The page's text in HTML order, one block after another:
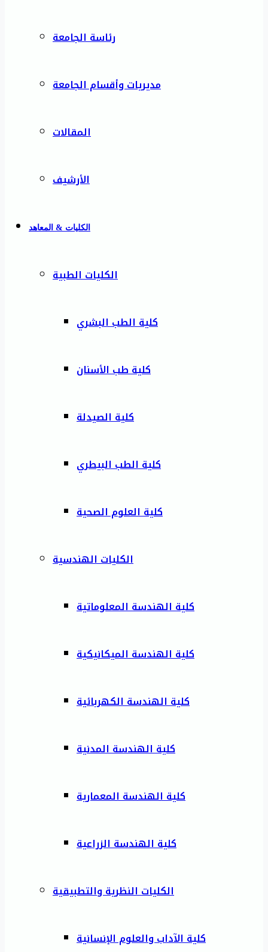
رئاسة الجامعة
مديريات وأقسام الجامعة
المقالات
الأرشيف
الكليات & المعاهد
الكليات الطبية
كلية الطب البشري
كلية طب الأسنان
كلية الصيدلة
كلية الطب البيطري
كلية العلوم الصحية
الكليات الهندسية
كلية الهندسة المعلوماتية
كلية الهندسة الميكانيكية
كلية الهندسة الكهربائية
كلية الهندسة المدنية
كلية الهندسة المعمارية
كلية الهندسة الزراعية
الكليات النظرية والتطبيقية
كلية الآداب والعلوم الإنسانية